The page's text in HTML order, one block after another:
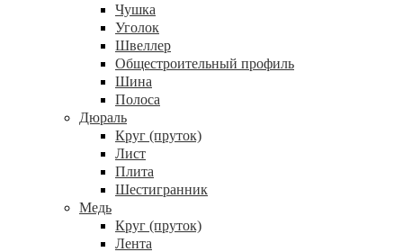
Чушка
Уголок
Швеллер
Общестроительный профиль
Шина
Полоса
Дюраль
Круг (пруток)
Лист
Плита
Шестигранник
Медь
Круг (пруток)
Лента